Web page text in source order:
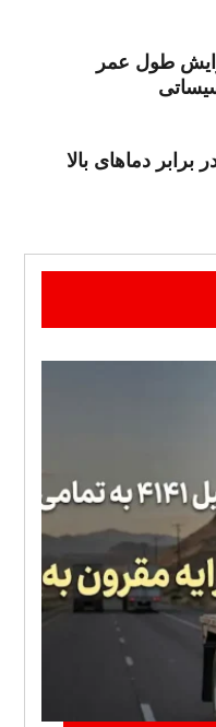
طول عمر
دماهای بالا